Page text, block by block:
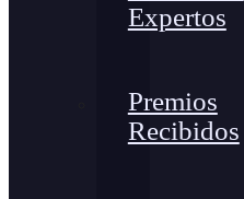
Expertos
Premios
Recibidos